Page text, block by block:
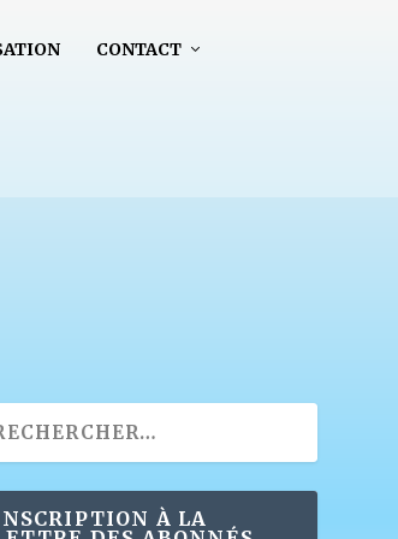
CONTACT
À LA